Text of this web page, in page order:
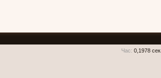
Час: 0,1978 сек.